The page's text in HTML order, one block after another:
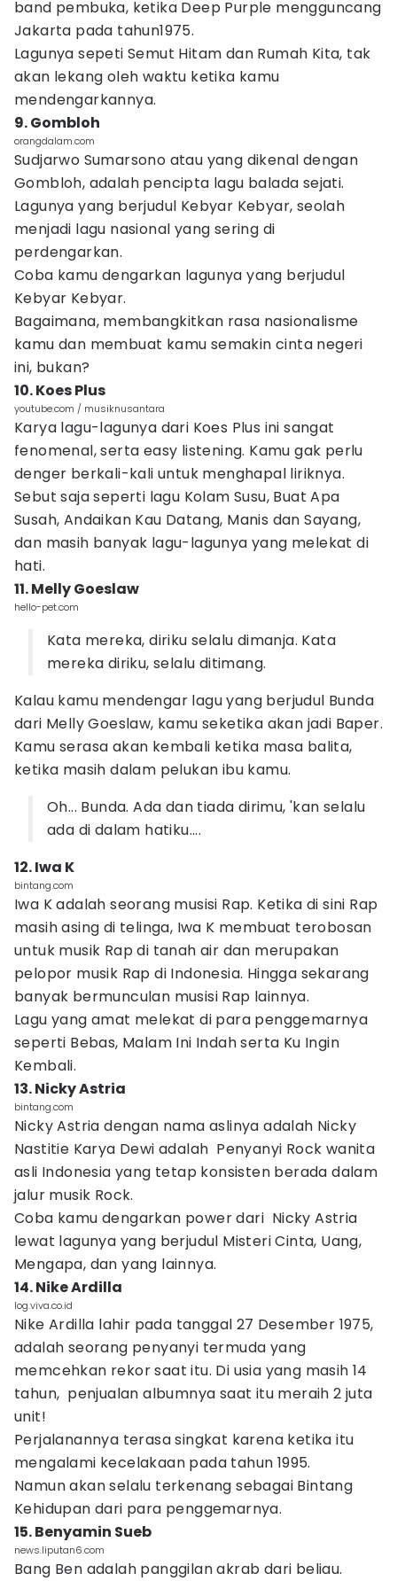
band pembuka, ketika Deep Purple mengguncang
Jakarta pada tahun1975.
Lagunya sepeti Semut Hitam dan Rumah Kita, tak
akan lekang oleh waktu ketika kamu
mendengarkannya.
9. Gombloh
orangdalam.com
Sudjarwo Sumarsono atau yang dikenal dengan
Gombloh, adalah pencipta lagu balada sejati.
Lagunya yang berjudul Kebyar Kebyar, seolah
menjadi lagu nasional yang sering di
perdengarkan.
Coba kamu dengarkan lagunya yang berjudul
Kebyar Kebyar.
Bagaimana, membangkitkan rasa nasionalisme
kamu dan membuat kamu semakin cinta negeri
ini, bukan?
10. Koes Plus
youtube.com / musiknusantara
Karya lagu-lagunya dari Koes Plus ini sangat
fenomenal, serta easy listening. Kamu gak perlu
denger berkali-kali untuk menghapal liriknya.
Sebut saja seperti lagu Kolam Susu, Buat Apa
Susah, Andaikan Kau Datang, Manis dan Sayang,
dan masih banyak lagu-lagunya yang melekat di
hati.
11. Melly Goeslaw
hello-pet.com
Kata mereka, diriku selalu dimanja. Kata
mereka diriku, selalu ditimang.
Kalau kamu mendengar lagu yang berjudul Bunda
dari Melly Goeslaw, kamu seketika akan jadi Baper.
Kamu serasa akan kembali ketika masa balita,
ketika masih dalam pelukan ibu kamu.
Oh... Bunda. Ada dan tiada dirimu, 'kan selalu
ada di dalam hatiku....
12. Iwa K
bintang.com
Iwa K adalah seorang musisi Rap. Ketika di sini Rap
masih asing di telinga, Iwa K membuat terobosan
untuk musik Rap di tanah air dan merupakan
pelopor musik Rap di Indonesia. Hingga sekarang
banyak bermunculan musisi Rap lainnya.
Lagu yang amat melekat di para penggemarnya
seperti Bebas, Malam Ini Indah serta Ku Ingin
Kembali.
13. Nicky Astria
bintang.com
Nicky Astria dengan nama aslinya adalah Nicky
Nastitie Karya Dewi adalah Penyanyi Rock wanita
asli Indonesia yang tetap konsisten berada dalam
jalur musik Rock.
Coba kamu dengarkan power dari Nicky Astria
lewat lagunya yang berjudul Misteri Cinta, Uang,
Mengapa, dan yang lainnya.
14. Nike Ardilla
log.viva.co.id
Nike Ardilla lahir pada tanggal 27 Desember 1975,
adalah seorang penyanyi termuda yang
memcehkan rekor saat itu. Di usia yang masih 14
tahun, penjualan albumnya saat itu meraih 2 juta
unit!
Perjalanannya terasa singkat karena ketika itu
mengalami kecelakaan pada tahun 1995.
Namun akan selalu terkenang sebagai Bintang
Kehidupan dari para penggemarnya.
15. Benyamin Sueb
news.liputan6.com
Bang Ben adalah panggilan akrab dari beliau.